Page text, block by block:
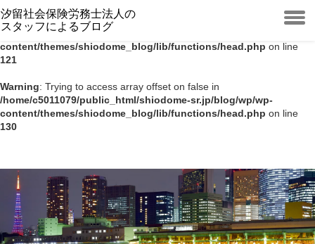
Warning: Trying to access array offset on false in
/home/c5011079/public_html/shiodome-sr.jp/blog/wp/wp-
content/themes/shiodome_blog/lib/functions/head.php on line
121
Warning: Trying to access array offset on false in
/home/c5011079/public_html/shiodome-sr.jp/blog/wp/wp-
content/themes/shiodome_blog/lib/functions/head.php on line
130
toggle
menu
汐留社会保険労務士法人の
スタッフによるブログ